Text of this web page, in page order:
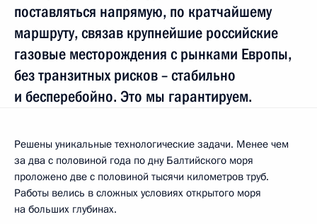
поставляться напрямую, по кратчайшему
маршруту, связав крупнейшие российские
газовые месторождения с рынками Европы,
без транзитных рисков – стабильно
и бесперебойно. Это мы гарантируем.
Решены уникальные технологические задачи. Менее чем
за два с половиной года по дну Балтийского моря
проложено две с половиной тысячи километров труб.
Работы велись в сложных условиях открытого моря
на больших глубинах.